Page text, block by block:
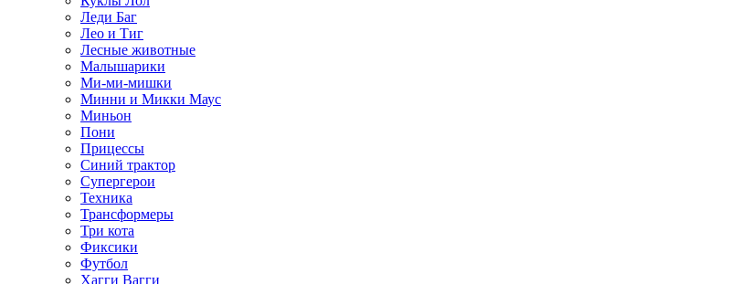
Леди Баг
Лео и Тиг
Лесные животные
Малышарики
Ми-ми-мишки
Минни и Микки Маус
Миньон
Пони
Прицессы
Синий трактор
Супергерои
Техника
Трансформеры
Три кота
Фиксики
Футбол
Хагги Вагги